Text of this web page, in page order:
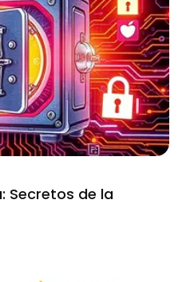
Secretos de la